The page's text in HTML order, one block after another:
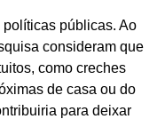
públicas. Ao
consideram que
como creches
de casa ou do
para deixar